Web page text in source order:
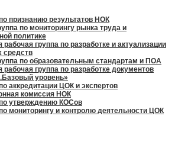
признанию результатов НОК
по мониторингу рынка труда и
политике
рабочая группа по разработке и актуализации
средств
по образовательным стандартам и ПОА
рабочая группа по разработке документов
уровень»
аккредитации ЦОК и экспертов
комиссия НОК
утверждению КОСов
мониторингу и контролю деятельности ЦОК